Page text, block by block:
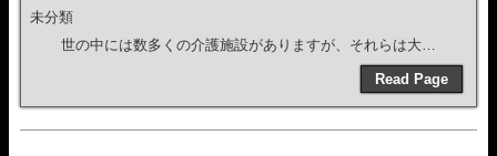
未分類
世の中には数多くの介護施設がありますが、それらは大…
Read Page